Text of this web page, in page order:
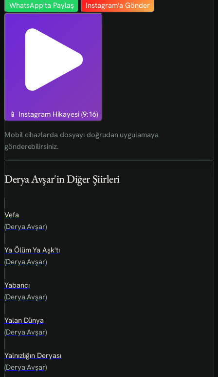
WhatsApp'ta Paylaş Instagram'a Gönder
📱 Instagram Hikayesi (9:16)
Mobil cihazlarda dosyayı doğrudan uygulamaya
gönderebilirsiniz.
Derya Avşar'in Diğer Şiirleri
Vefa
(Derya Avşar)
Ya Ölüm Ya Aşk'tı
(Derya Avşar)
Yabancı
(Derya Avşar)
Yalan Dünya
(Derya Avşar)
Yalnızlığın Deryası
(Derya Avşar)